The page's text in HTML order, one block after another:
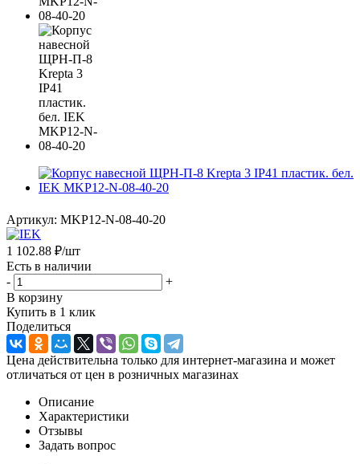
Артикул: MKP12-N-08-40-20
1 102.88 ₽/шт
Есть в наличии
-
+
В корзину
Купить в 1 клик
Поделиться
Цена действительна только для интернет-магазина и может
отличаться от цен в розничных магазинах
Описание
Характеристики
Отзывы
Задать вопрос